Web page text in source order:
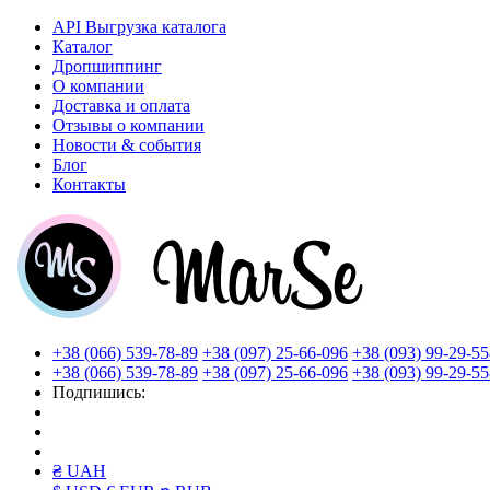
API Выгрузка каталога
Каталог
Дропшиппинг
О компании
Доставка и оплата
Отзывы о компании
Новости & события
Блог
Контакты
+38 (066) 539-78-89 +38 (097) 25-66-096 +38 (093) 99-29-
+38 (066) 539-78-89 +38 (097) 25-66-096 +38 (093) 99-29-
Подпишись:
₴ UAH